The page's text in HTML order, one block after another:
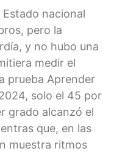
nacional
pero la
y no hubo una
medir el
prueba Aprender
solo el 45 por
grado alcanzó el
que, en las
muestra ritmos